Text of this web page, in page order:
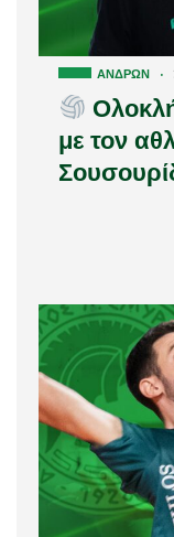
ΑΝΔΡΏΝ ·
με τον